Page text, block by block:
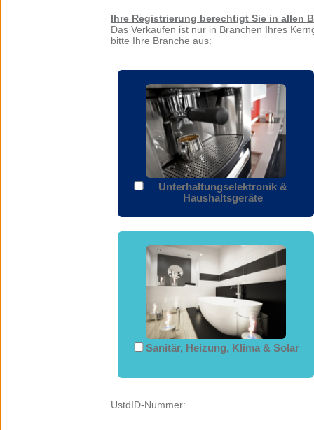
Ihre Registrierung berechtigt Sie in allen
Das Verkaufen ist nur in Branchen Ihres
bitte Ihre Branche aus:
Unterhaltungselektronik &
Haushaltsgeräte
Sanitär, Heizung, Klima & Solar
UstdID-Nummer: